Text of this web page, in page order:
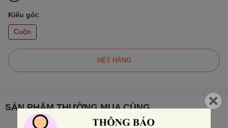
Kiểu gói:
Cuộn
HẾT HÀNG
SẢN PHẨM THƯỜNG MUA CÙNG